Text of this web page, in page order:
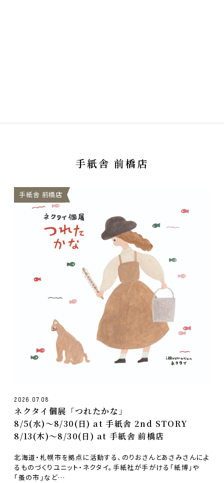
手紙舎 前橋店
手紙舎 前橋店
2026.07.08
ネクタイ個展「つれたかな」
8/5(水)〜8/30(日) at 手紙舎 2nd STORY
8/13(木)〜8/30(日) at 手紙舎 前橋店
北海道・札幌市を拠点に活動する、のりおさんとあさみさんによ
るものづくりユニット・ネクタイ。手紙社が手がける「紙博」や
「蚤の市」など…